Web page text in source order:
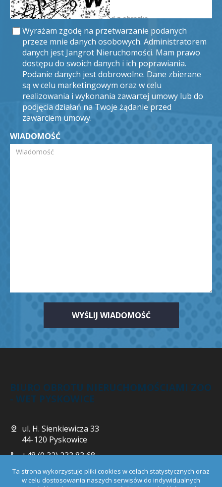
Wyrażam zgodę na przetwarzanie podanych
przeze mnie danych osobowych. Administratorem
danych jest Jangrot Nieruchomości. Mam prawo
dostępu do swoich danych i ich poprawiania.
Podanie danych jest dobrowolne. Dane zbierane
są w celu marketingowym oraz w celu
realizowania i wykonania zawartej umowy lub do
podjęcia działań na Twoje żądanie przed
zawarciem umowy.
WIADOMOŚĆ
BIURO OBROTU NIERUCHOMOŚCIAMI ZOO
- WET PYSKOWICE
ul. H. Sienkiewicza 33
44-120 Pyskowice
+48 (0 32) 233 83 68
+48 605 623 700
biuro@jangrot-nieruchomosci.pl
Ta strona wykorzystuje pliki cookies w celach statystycznych oraz
w celu dostosowania naszych serwisów do indywidualnych